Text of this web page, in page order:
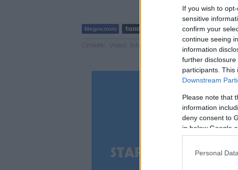
If you wish to
sensitive
confirm your
continue seeing
information
further disclosure
participants. This
Downstream
Please note that
information
deny consent to
in below Google
Personal
Tetszik 0
Magyar